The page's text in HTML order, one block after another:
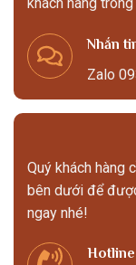
Nhắn
Zalo
Quý khách hàng
bên dưới để
ngay nhé!
Hotline